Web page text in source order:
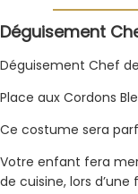
Déguisement
Déguisement Chef
Place aux Cordons
Ce costume sera
Votre enfant fera
de cuisine, lors